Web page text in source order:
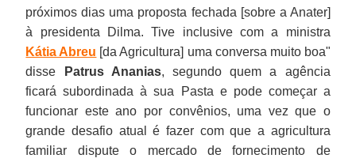
próximos dias uma proposta fechada [sobre a Anater]
à presidenta Dilma. Tive inclusive com a ministra
Kátia Abreu [da Agricultura] uma conversa muito boa"
disse
Patrus Ananias, segundo quem a agência
ficará subordinada à sua Pasta e pode começar a
funcionar este ano por convênios, uma vez que o
grande desafio atual é fazer com que a agricultura
familiar dispute o mercado de fornecimento de